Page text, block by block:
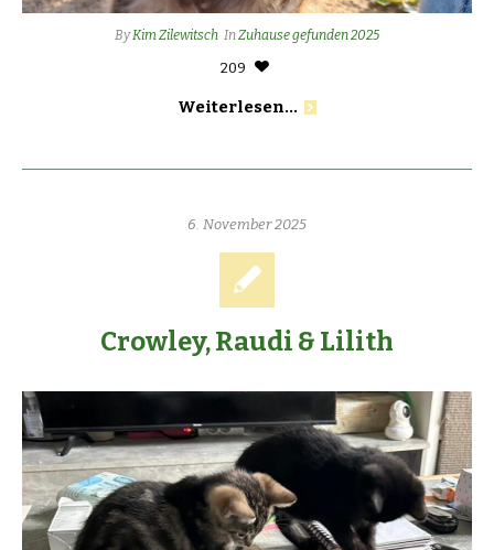
ByKim Zilewitsch InZuhause gefunden 2025
209
Weiterlesen...
6. November 2025
Crowley, Raudi & Lilith